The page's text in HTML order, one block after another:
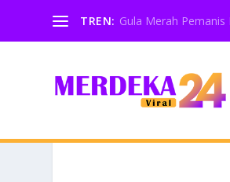
TREN: Gula Merah Pemanis